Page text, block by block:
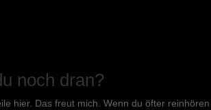
noch dran?
hier. Das freut mich. Wenn du öfter reinhören